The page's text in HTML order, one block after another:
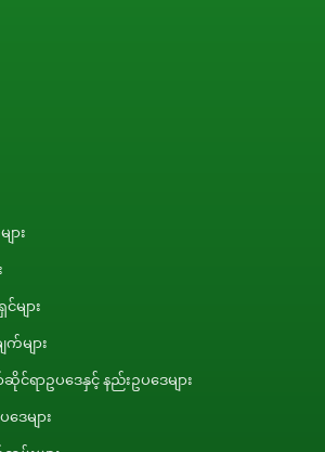
ား
ျား
များ
ာဥပဒေနှင့် နည်းဥပဒေများ
ေများ